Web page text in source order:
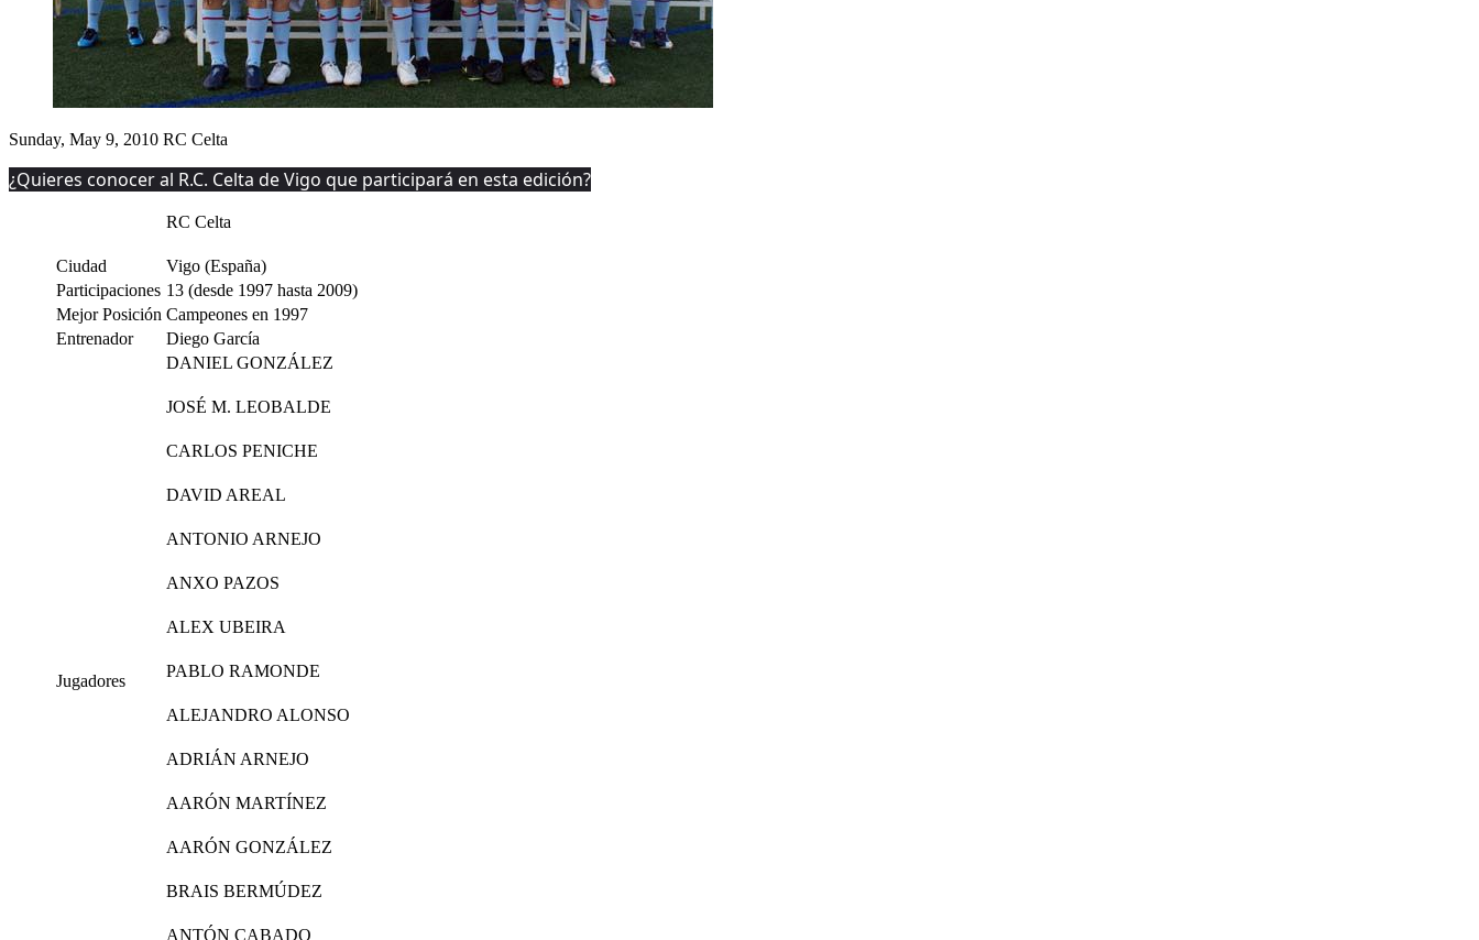
Sunday, May 9, 2010 RC Celta
¿Quieres conocer al R.C. Celta de Vigo que participará en esta edición?
RC Celta
Ciudad
Vigo (España)
Participaciones 13 (desde 1997 hasta 2009)
Mejor Posición Campeones en 1997
Entrenador
Diego García
DANIEL GONZÁLEZ
JOSÉ M. LEOBALDE
CARLOS PENICHE
DAVID AREAL
ANTONIO ARNEJO
ANXO PAZOS
ALEX UBEIRA
Jugadores
PABLO RAMONDE
ALEJANDRO ALONSO
ADRIÁN ARNEJO
AARÓN MARTÍNEZ
AARÓN GONZÁLEZ
BRAIS BERMÚDEZ
ANTÓN CABADO